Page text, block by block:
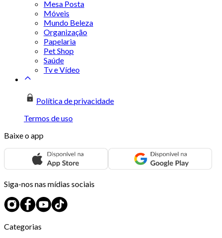
Mesa Posta
Móveis
Mundo Beleza
Organização
Papelaria
Pet Shop
Saúde
Tv e Vídeo
Política de privacidade
Termos de uso
Baixe o app
Siga-nos nas mídias sociais
Categorias